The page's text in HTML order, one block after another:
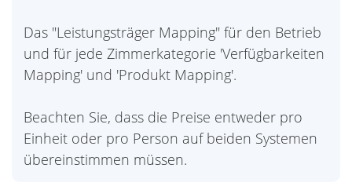
Das "Leistungsträger Mapping" für den Betrieb
und für jede Zimmerkategorie 'Verfügbarkeiten
Mapping' und 'Produkt Mapping'.
Beachten Sie, dass die Preise entweder pro
Einheit oder pro Person auf beiden Systemen
übereinstimmen müssen.